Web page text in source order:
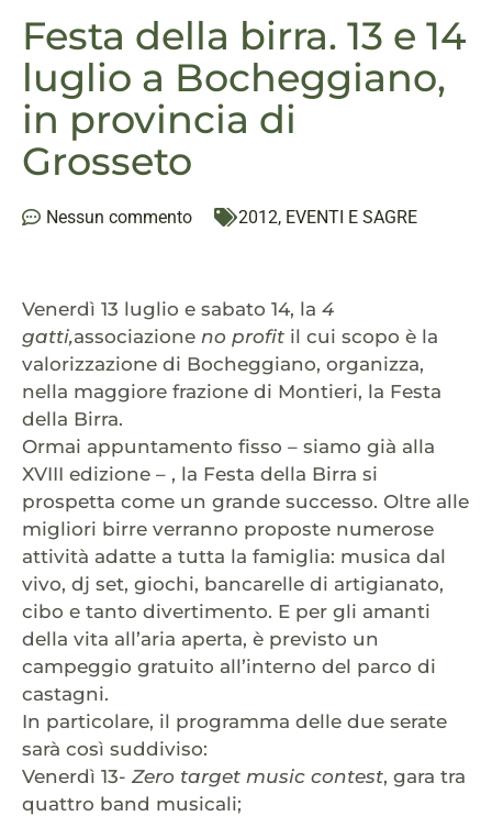
Festa della birra. 13 e 14
luglio a Bocheggiano,
in provincia di
Grosseto
Nessun commento 2012, EVENTI E SAGRE
Venerdì 13 luglio e sabato 14, la 4
gatti,associazione no profit il cui scopo è la
valorizzazione di Bocheggiano, organizza,
nella maggiore frazione di Montieri, la Festa
della Birra.
Ormai appuntamento fisso – siamo già alla
XVIII edizione – , la Festa della Birra si
prospetta come un grande successo. Oltre alle
migliori birre verranno proposte numerose
attività adatte a tutta la famiglia: musica dal
vivo, dj set, giochi, bancarelle di artigianato,
cibo e tanto divertimento. E per gli amanti
della vita all’aria aperta, è previsto un
campeggio gratuito all’interno del parco di
castagni.
In particolare, il programma delle due serate
sarà così suddiviso:
Venerdì 13- Zero target music contest, gara tra
quattro band musicali;